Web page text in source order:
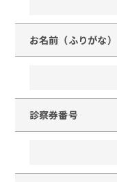
お名前（ふりがな）
診察券番号